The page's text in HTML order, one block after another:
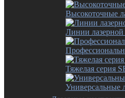
Высокоточные
Линии лазерной
Тяжелая серия
Универсальные